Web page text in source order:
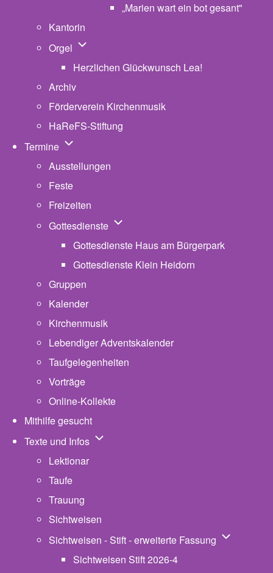
„Marien wart ein bot gesant"
Kantorin
Orgel Unternavigation von Orgel
Herzlichen Glückwunsch Lea!
Archiv
Förderverein Kirchenmusik
HaReFS-Stiftung
Termine Unternavigation von Termine
Ausstellungen
Feste
Freizeiten
Gottesdienste Unternavigation von Gottesdienste
Gottesdienste Haus am Bürgerpark
Gottesdienste Klein Heidorn
Gruppen
Kalender
Kirchenmusik
Lebendiger Adventskalender
Taufgelegenheiten
Vorträge
Online-Kollekte
Mithilfe gesucht
Texte und Infos Unternavigation von Texte und Infos
Lektionar
Taufe
Trauung
Sichtweisen
Sichtweisen - Stift - erweiterte Fassung
Sichtweisen Stift 2026-4